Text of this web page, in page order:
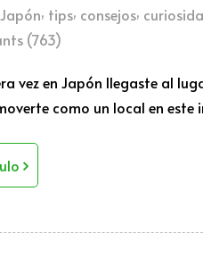
Japón, tips, consejos,
(763)
vez en Japón llegaste al
como un local en este